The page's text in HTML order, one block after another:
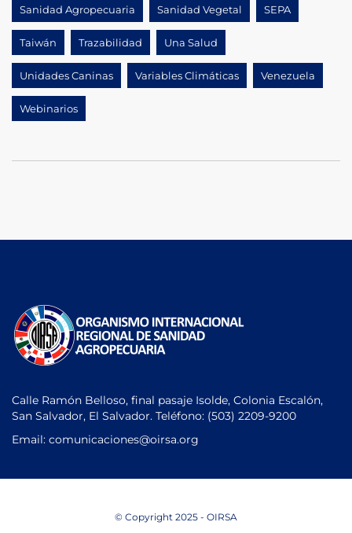
Sanidad Agropecuaria Sanidad Vegetal SEPA
Taiwán Trazabilidad Una Salud
Unidades Caninas Variables Climáticas Venezuela
Webinarios
Calle Ramón Belloso, final pasaje Isolde, Colonia Escalón,
San Salvador, El Salvador. Teléfono: (503) 2209-9200
Email: comunicaciones@oirsa.org
© Copyright 2025 - OIRSA